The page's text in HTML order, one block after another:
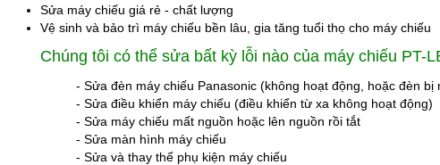
Sửa máy chiếu giá rẻ - chất lượng
Vệ sinh và bảo trì máy chiếu bền lâu, gia tăng tuổi thọ cho máy chiếu
Chúng tôi có thể sửa bất kỳ lỗi nào của máy chiếu PT-
- Sửa đèn máy chiếu Panasonic (không hoạt động, hoặc đèn bị
- Sửa điều khiển máy chiếu (điều khiển từ xa không hoạt động)
- Sửa máy chiếu mất nguồn hoặc lên nguồn rồi tắt
- Sửa màn hình máy chiếu
- Sửa và thay thế phụ kiện máy chiếu